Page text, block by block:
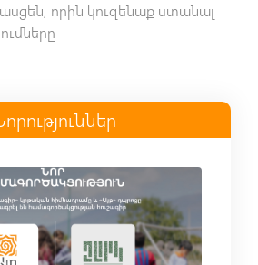
որին կուզենաք ստանալ